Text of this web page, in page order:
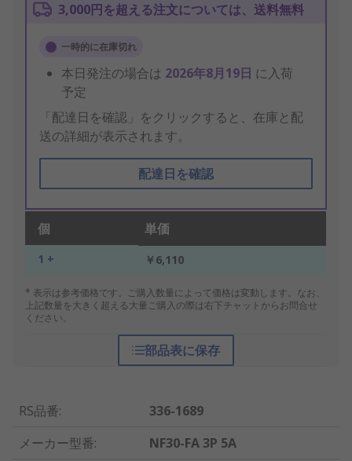
3,000円を超える注文については、送料無料
一時的に在庫切れ
本日発注の場合は 2026年8月19日 に入荷
予定
「配達日を確認」をクリックすると、在庫と配
送の詳細が表示されます。
配達日を確認
個 単価
1 + ￥6,110
* 表示は参考価格です。ご購入数量によって価格は変動します。なお、
上記数量を大きく超える大量ご購入の際は右下チャットからお問合せ
ください。
部品表に保存
RS品番:
336-1689
メーカー型番:
NF30-FA 3P 5A